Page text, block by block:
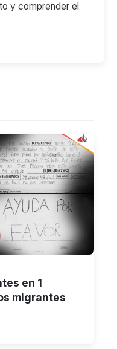
y comprender el
en 1
migrantes